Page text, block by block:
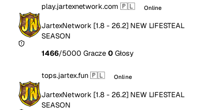
play.jartexnetwork.com 🇵🇱 Online
JartexNetwork [1.8 - 26.2] NEW LIFESTEAL
SEASON
1466/5000 Gracze 0 Głosy
tops.jartex.fun 🇵🇱 Online
JartexNetwork [1.8 - 26.2] NEW LIFESTEAL
SEASON